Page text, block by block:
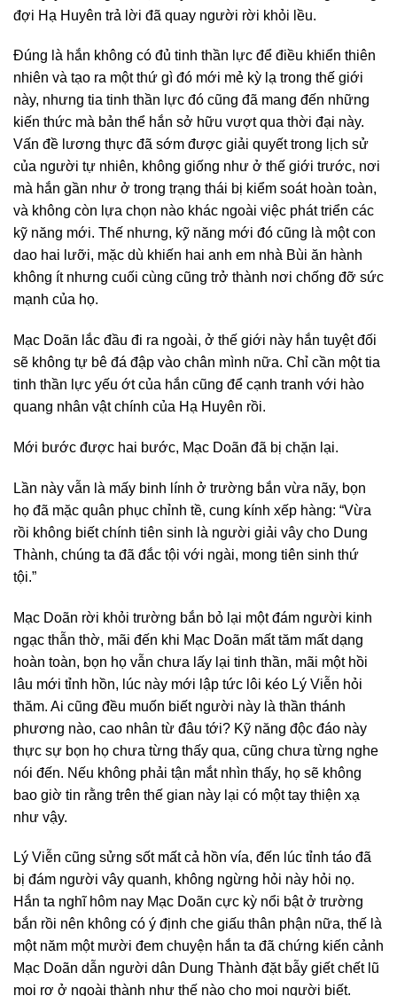
đợi Hạ Huyên trả lời đã quay người rời khỏi lều.
Đúng là hắn không có đủ tinh thần lực để điều khiển thiên
nhiên và tạo ra một thứ gì đó mới mẻ kỳ lạ trong thế giới
này, nhưng tia tinh thần lực đó cũng đã mang đến những
kiến ​​thức mà bản thể hắn sở hữu vượt qua thời đại này.
Vấn đề lương thực đã sớm được giải quyết trong lịch sử
của người tự nhiên, không giống như ở thế giới trước, nơi
mà hắn gần như ở trong trạng thái bị kiểm soát hoàn toàn,
và không còn lựa chọn nào khác ngoài việc phát triển các
kỹ năng mới. Thế nhưng, kỹ năng mới đó cũng là một con
dao hai lưỡi, mặc dù khiến hai anh em nhà Bùi ăn hành
không ít nhưng cuối cùng cũng trở thành nơi chống đỡ sức
mạnh của họ.
Mạc Doãn lắc đầu đi ra ngoài, ở thế giới này hắn tuyệt đối
sẽ không tự bê đá đập vào chân mình nữa. Chỉ cần một tia
tinh thần lực yếu ớt của hắn cũng để cạnh tranh với hào
quang nhân vật chính của Hạ Huyên rồi.
Mới bước được hai bước, Mạc Doãn đã bị chặn lại.
Lần này vẫn là mấy binh lính ở trường bắn vừa nãy, bọn
họ đã mặc quân phục chỉnh tề, cung kính xếp hàng: “Vừa
rồi không biết chính tiên sinh là người giải vây cho Dung
Thành, chúng ta đã đắc tội với ngài, mong tiên sinh thứ
tội.”
Mạc Doãn rời khỏi trường bắn bỏ lại một đám người kinh
ngạc thẫn thờ, mãi đến khi Mạc Doãn mất tăm mất dạng
hoàn toàn, bọn họ vẫn chưa lấy lại tinh thần, mãi một hồi
lâu mới tỉnh hồn, lúc này mới lập tức lôi kéo Lý Viễn hỏi
thăm. Ai cũng đều muốn biết người này là thần thánh
phương nào, cao nhân từ đâu tới? Kỹ năng độc đáo này
thực sự bọn họ chưa từng thấy qua, cũng chưa từng nghe
nói đến. Nếu không phải tận mắt nhìn thấy, họ sẽ không
bao giờ tin rằng trên thế gian này lại có một tay thiện xạ
như vậy.
Lý Viễn cũng sửng sốt mất cả hồn vía, đến lúc tỉnh táo đã
bị đám người vây quanh, không ngừng hỏi này hỏi nọ.
Hắn ta nghĩ hôm nay Mạc Doãn cực kỳ nổi bật ở trường
bắn rồi nên không có ý định che giấu thân phận nữa, thế là
một năm một mười đem chuyện hắn ta đã chứng kiến cảnh
Mạc Doãn dẫn người dân Dung Thành đặt bẫy giết chết lũ
mọi rợ ở ngoài thành như thế nào cho mọi người biết.